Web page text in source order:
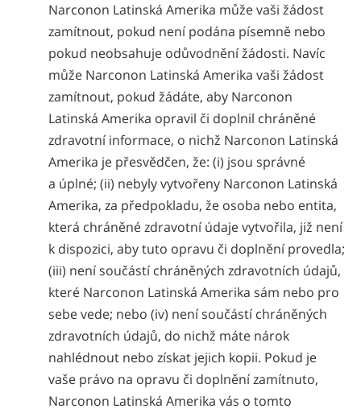
Narconon Latinská Amerika může vaši žádost
zamítnout, pokud není podána písemně nebo
pokud neobsahuje odůvodnění žádosti. Navíc
může Narconon Latinská Amerika vaši žádost
zamítnout, pokud žádáte, aby Narconon
Latinská Amerika opravil či doplnil chráněné
zdravotní informace, o nichž Narconon Latinská
Amerika je přesvědčen, že: (i) jsou správné
a úplné; (ii) nebyly vytvořeny Narconon Latinská
Amerika, za předpokladu, že osoba nebo entita,
která chráněné zdravotní údaje vytvořila, již není
k dispozici, aby tuto opravu či doplnění provedla;
(iii) není součástí chráněných zdravotních údajů,
které Narconon Latinská Amerika sám nebo pro
sebe vede; nebo (iv) není součástí chráněných
zdravotních údajů, do nichž máte nárok
nahlédnout nebo získat jejich kopii. Pokud je
vaše právo na opravu či doplnění zamítnuto,
Narconon Latinská Amerika vás o tomto